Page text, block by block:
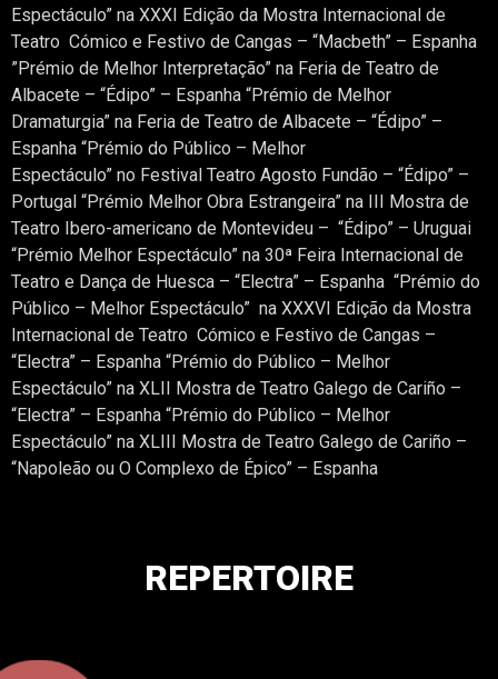
Espectáculo” na XXXI Edição da Mostra Internacional de
Teatro Cómico e Festivo de Cangas – “Macbeth” – Espanha
”Prémio de Melhor Interpretação” na Feria de Teatro de
Albacete – “Édipo” – Espanha “Prémio de Melhor
Dramaturgia” na Feria de Teatro de Albacete – “Édipo” –
Espanha “Prémio do Público – Melhor
Espectáculo” no Festival Teatro Agosto Fundão – “Édipo” –
Portugal “Prémio Melhor Obra Estrangeira” na III Mostra de
Teatro Ibero-americano de Montevideu – “Édipo” – Uruguai
“Prémio Melhor Espectáculo” na 30ª Feira Internacional de
Teatro e Dança de Huesca – “Electra” – Espanha “Prémio do
Público – Melhor Espectáculo” na XXXVI Edição da Mostra
Internacional de Teatro Cómico e Festivo de Cangas –
“Electra” – Espanha “Prémio do Público – Melhor
Espectáculo” na XLII Mostra de Teatro Galego de Cariño –
“Electra” – Espanha “Prémio do Público – Melhor
Espectáculo” na XLIII Mostra de Teatro Galego de Cariño –
“Napoleão ou O Complexo de Épico” – Espanha
REPERTOIRE